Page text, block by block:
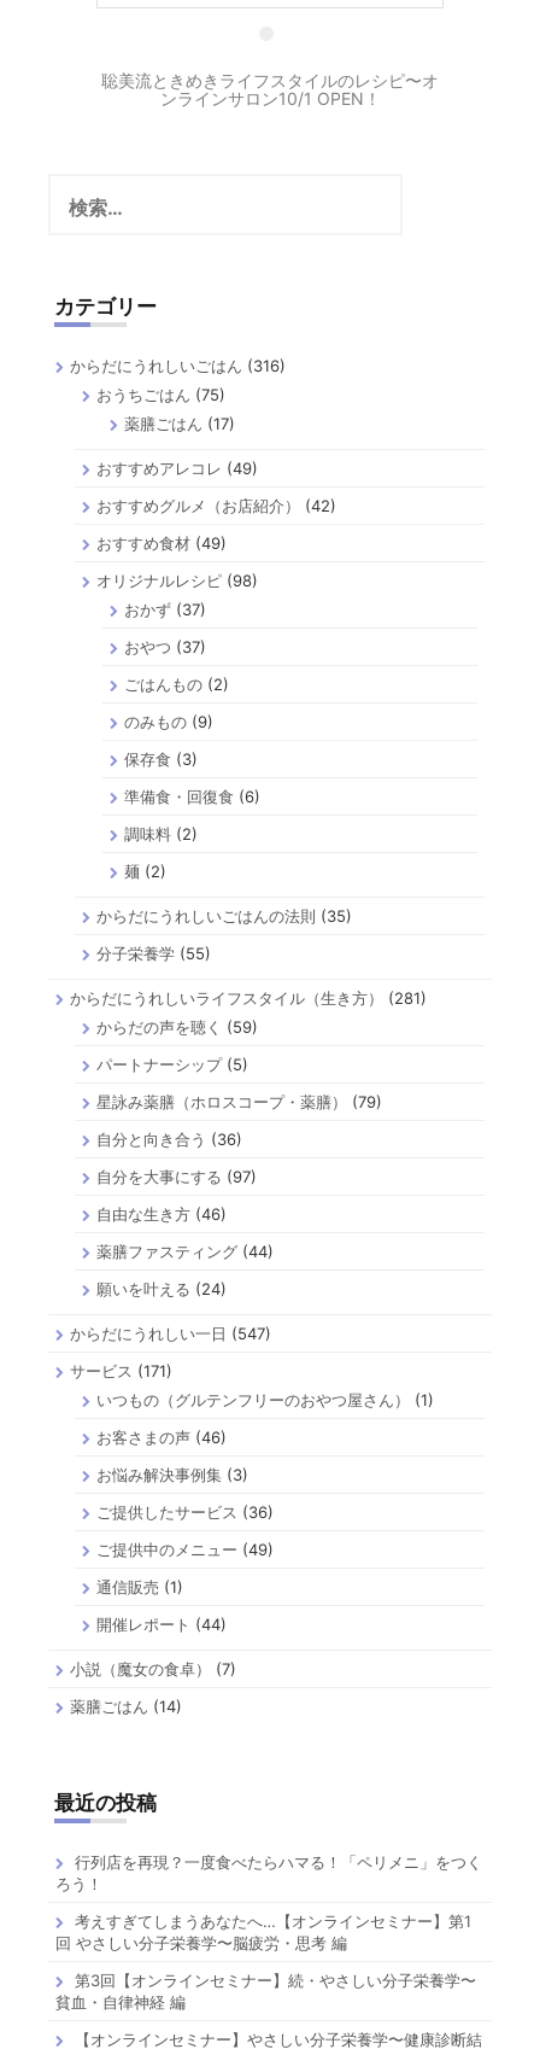
聡美流ときめきライフスタイルのレシピ〜オ
ンラインサロン10/1 OPEN！
カテゴリー
からだにうれしいごはん (316)
おうちごはん (75)
薬膳ごはん (17)
おすすめアレコレ (49)
おすすめグルメ（お店紹介）
(42)
おすすめ食材 (49)
オリジナルレシピ (98)
おかず(37)
おやつ (37)
ごはんもの(2)
のみもの(9)
保存食 (3)
準備食・回復食 (6)
調味料(2)
麺 (2)
からだにうれしいごはんの法則 (35)
分子栄養学 (55)
からだにうれしいライフスタイル（生き方）
(281)
からだの声を聴く
(59)
パートナーシップ(5)
星詠み薬膳（ホロスコープ・薬膳）
(79)
自分と向き合う (36)
自分を大事にする (97)
自由な生き方 (46)
薬膳ファスティング (44)
願いを叶える (24)
からだにうれしい一日 (547)
サービス (171)
いつもの（グルテンフリーのおやつ屋さん）
(1)
お客さまの声 (46)
お悩み解決事例集 (3)
ご提供したサービス (36)
ご提供中のメニュー (49)
通信販売 (1)
開催レポート (44)
小説（魔女の食卓）
(7)
薬膳ごはん (14)
最近の投稿
行列店を再現？一度食べたらハマる！「ペリメニ」をつく
ろう！
考えすぎてしまうあなたへ…【オンラインセミナー】第1
回 やさしい分子栄養学〜脳疲労・思考 編
第3回【オンラインセミナー】続・やさしい分子栄養学〜
貧血・自律神経 編
【オンラインセミナー】やさしい分子栄養学〜健康診断結